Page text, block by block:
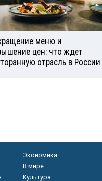
меню и
цен: что ждет
отрасль в России
Экономика
В мире
Культура